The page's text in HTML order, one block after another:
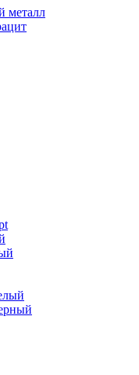
металл